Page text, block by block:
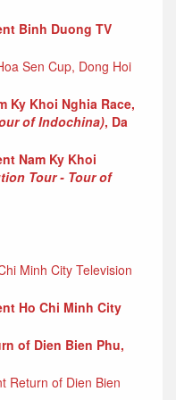
Binh Duong TV
Sen Cup, Dong Hoi
Ky Khoi Nghia Race,
of Indochina), Da
Nam Ky Khoi
Tour - Tour of
Minh City Television
Ho Chi Minh City
of Dien Bien Phu,
Return of Dien Bien